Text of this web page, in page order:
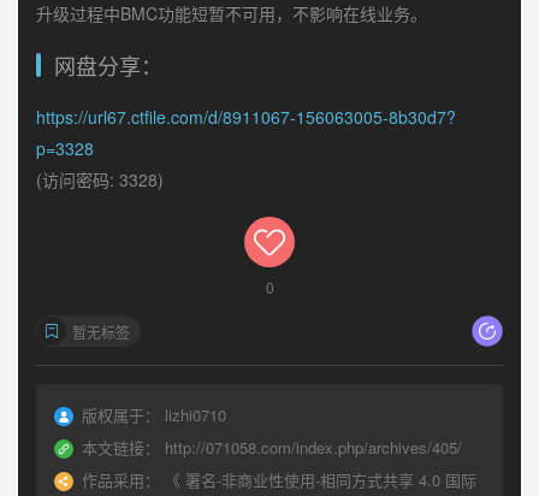
升级过程中BMC功能短暂不可用，不影响在线业务。
网盘分享：
https://url67.ctfile.com/d/8911067-156063005-8b30d7?
p=3328
(访问密码: 3328)
0
暂无标签
版权属于：
lizhi0710
本文链接：
http://071058.com/index.php/archives/405/
作品采用：
《 署名-非商业性使用-相同方式共享 4.0 国际